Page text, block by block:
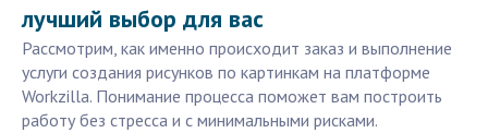
лучший выбор для вас
Рассмотрим, как именно происходит заказ и выполнение
услуги создания рисунков по картинкам на платформе
Workzilla. Понимание процесса поможет вам построить
работу без стресса и с минимальными рисками.